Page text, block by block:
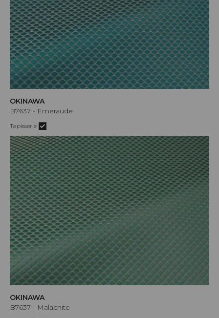
OKINAWA
B7637 - Emeraude
Tapisserie
OKINAWA
B7637 - Malachite